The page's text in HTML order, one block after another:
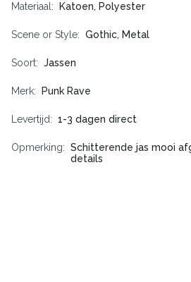
Materiaal Katoen, Polyester
Scene or Style Gothic, Metal
Soort Jassen
Merk Punk Rave
Levertijd 1-3 dagen direct
Opmerking
Schitterende jas mooi
details